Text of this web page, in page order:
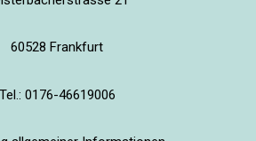
60528 Frankfurt
Tel.: 0176-46619006